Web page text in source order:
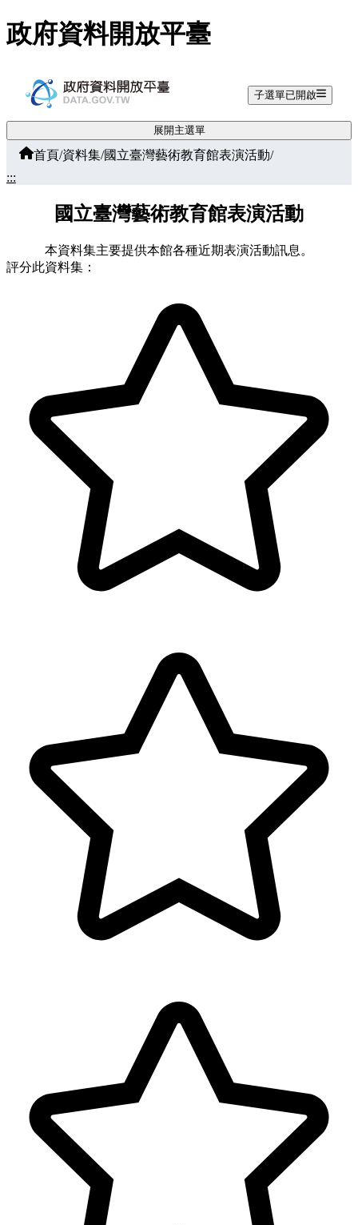
跳至主要內容
政府資料開放平臺
子選單已開啟
展開主選單
首頁/資料集/國立臺灣藝術教育館表演活動/
:::
國立臺灣藝術教育館表演活動
本資料集主要提供本館各種近期表演活動訊息。
評分此資料集：